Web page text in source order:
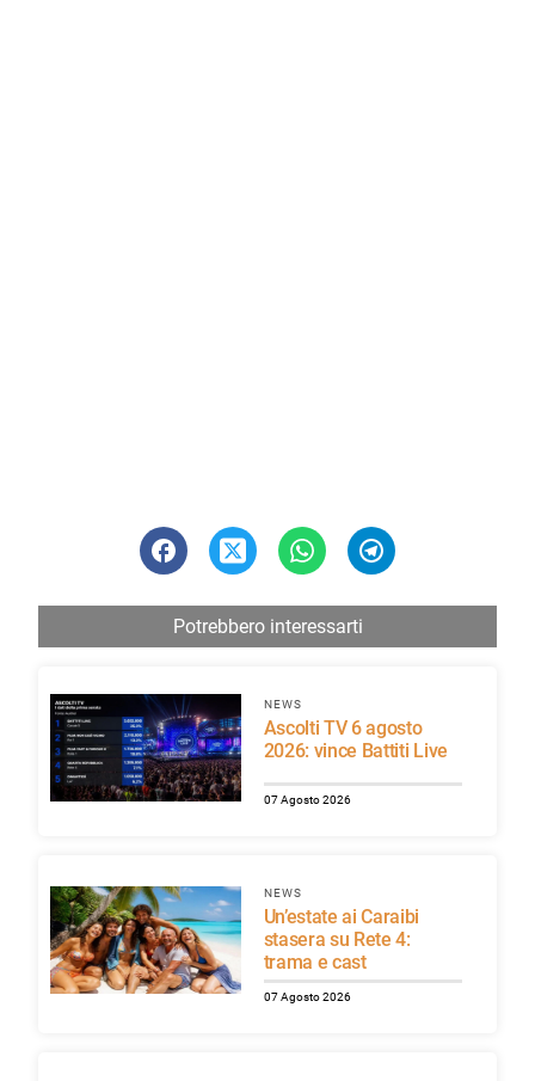
Potrebbero interessarti
NEWS
Ascolti TV 6 agosto
2026: vince Battiti Live
07 Agosto 2026
NEWS
Un’estate ai Caraibi
stasera su Rete 4:
trama e cast
07 Agosto 2026